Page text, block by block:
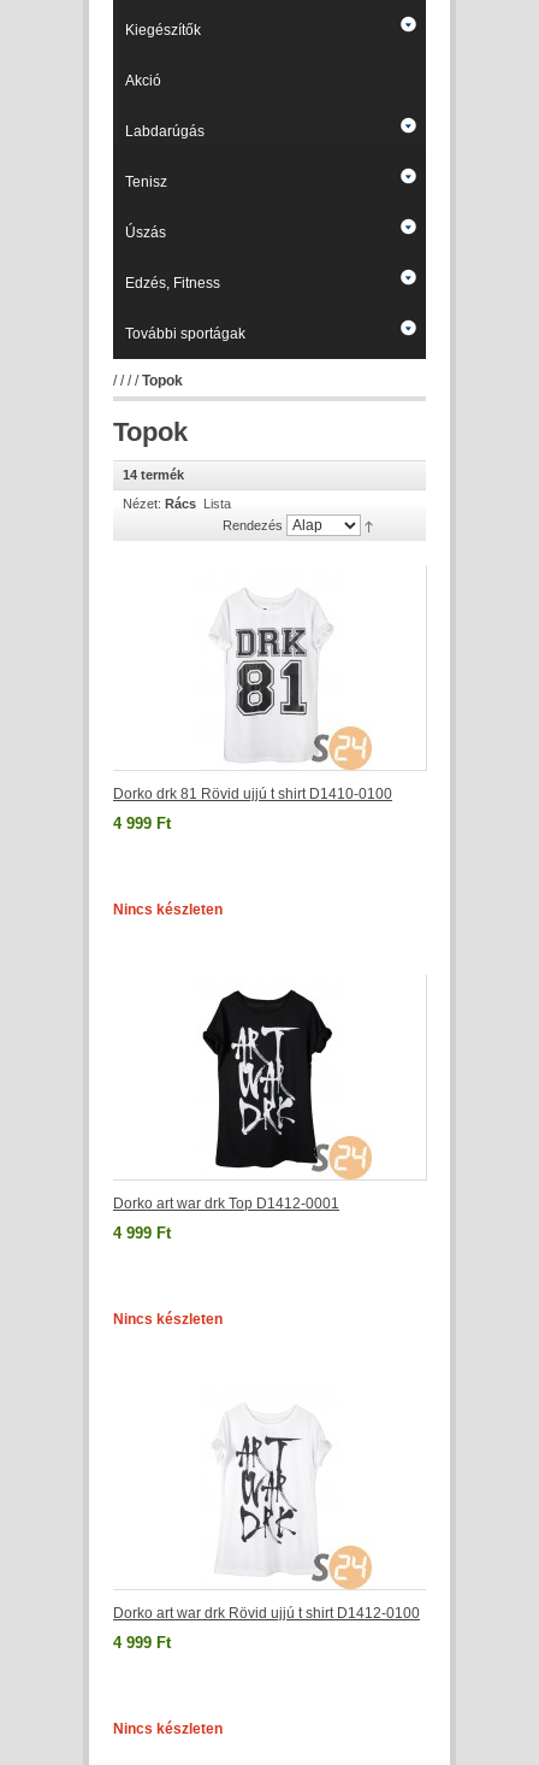
Kiegészítők
Akció
Labdarúgás
Tenisz
Úszás
Edzés, Fitness
További sportágak
////Topok
Topok
14 termék
Nézet: Rács Lista
Rendezés
Dorko drk 81 Rövid ujjú t shirt D1410-0100
4 999 Ft
Nincs készleten
Dorko art war drk Top D1412-0001
4 999 Ft
Nincs készleten
Dorko art war drk Rövid ujjú t shirt D1412-0100
4 999 Ft
Nincs készleten